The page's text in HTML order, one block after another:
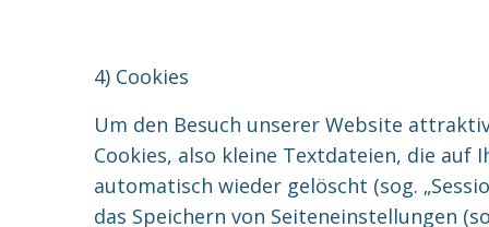
4) Cookies
Um den Besuch unserer Website
Cookies, also kleine Textdateien, die auf
automatisch wieder gelöscht (sog.
das Speichern von Seiteneinstellungen